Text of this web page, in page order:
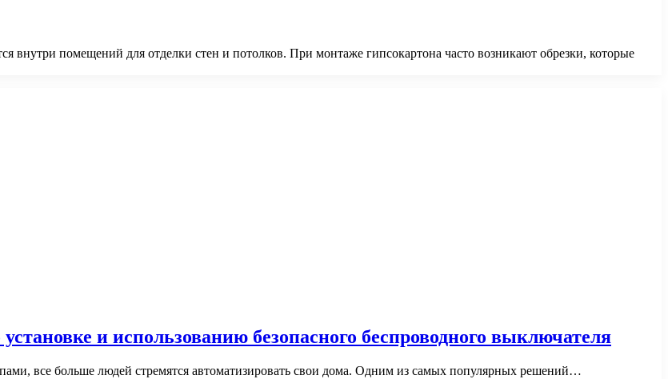
внутри помещений для отделки стен и потолков. При монтаже гипсокартона часто возникают обрезки, которые
и использованию безопасного беспроводного выключателя
все больше людей стремятся автоматизировать свои дома. Одним из самых популярных решений…